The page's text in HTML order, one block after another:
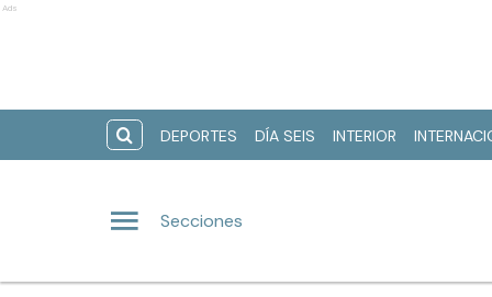
Ads
DEPORTES DÍA SEIS INTERIOR
Secciones